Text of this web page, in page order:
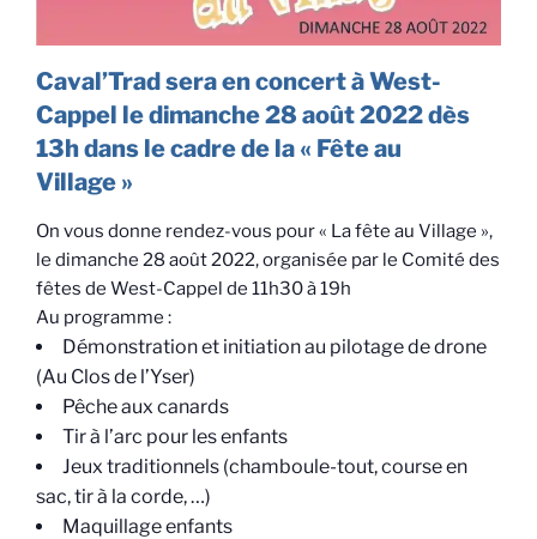
Caval’Trad sera en concert à West-
Cappel le dimanche 28 août 2022 dès
13h dans le cadre de la « Fête au
Village »
On vous donne rendez-vous pour « La fête au Village »,
le dimanche 28 août 2022, organisée par le Comité des
fêtes de West-Cappel de 11h30 à 19h
Au programme :
Démonstration et initiation au pilotage de drone
(Au Clos de l’Yser)
Pêche aux canards
Tir à l’arc pour les enfants
Jeux traditionnels (chamboule-tout, course en
sac, tir à la corde, …)
Maquillage enfants